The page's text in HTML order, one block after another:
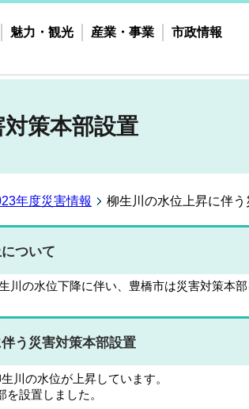
魅力・観光 産業・事業 市政情報
策本部設置
年度災害情報 柳生川の水位上昇に伴
ついて
川の水位下降に伴い、豊橋市は災害対策本部
う災害対策本部設置
川の水位が上昇しています。
設置しました。